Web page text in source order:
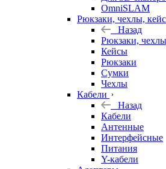
OmniSLAM
Рюкзаки, чехлы,
Назад
Рюкзаки,
Кейсы
Рюкзаки
Сумки
Чехлы
Кабели
Назад
Кабели
Антенные
Интерфейсные
Питания
Y-кабели